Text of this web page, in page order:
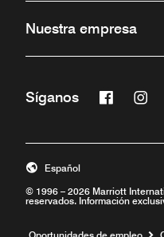
Nuestra empresa
Síganos
Abre una
© 1996 – 2026 Marriott
reservados. Información
Español